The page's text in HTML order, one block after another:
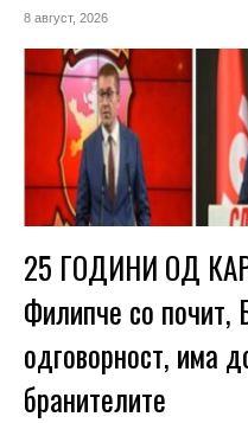
8 август, 2026
25 ГОДИНИ ОД
Филипче со почит,
одговорност, има
бранителите